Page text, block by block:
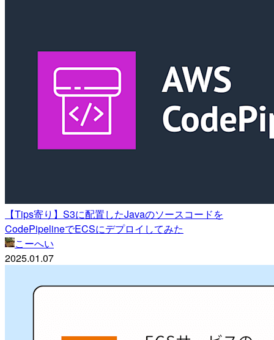
【Tips寄り】S3に配置したJavaのソースコードを
CodePipelineでECSにデプロイしてみた
こーへい
2025.01.07